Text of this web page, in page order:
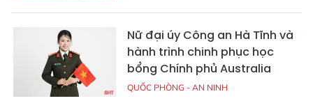
Nữ đại úy Công an Hà Tĩnh và
hành trình chinh phục học
bổng Chính phủ Australia
QUỐC PHÒNG - AN NINH